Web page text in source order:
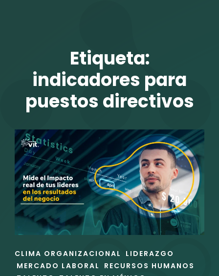
Etiqueta:
indicadores para
puestos directivos
ENLACES
DE
LAS
CLIMA ORGANIZACIONAL
LIDERAZGO
MERCADO LABORAL
RECURSOS HUMANOS